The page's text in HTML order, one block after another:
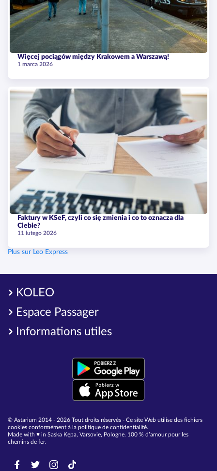
Więcej pociągów między Krakowem a Warszawą!
1 marca 2026
Faktury w KSeF, czyli co się zmienia i co to oznacza dla
Ciebie?
11 lutego 2026
Plus sur Leo Express
KOLEO
Espace Passager
Informations utiles
© Astarium 2014 - 2026 Tout droits réservés - Ce site Web utilise des fichiers
cookies conformément à la politique de confidentialité.
Made with ♥︎ in Saska Kępa, Varsovie, Pologne. 100 % d’amour pour les
chemins de fer.